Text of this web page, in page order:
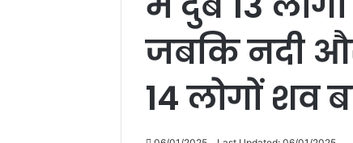
जबकि नदी
14 लोगों शव